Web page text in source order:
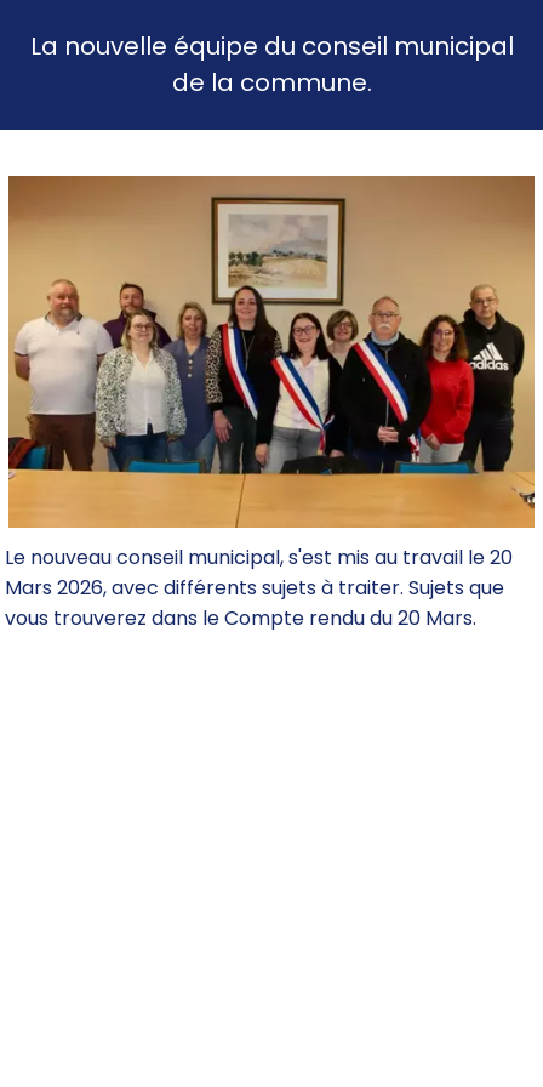
La nouvelle équipe du conseil municipal
de la commune.
Le nouveau conseil municipal, s'est mis au travail le 20
Mars 2026, avec différents sujets à traiter. Sujets que
vous trouverez dans le Compte rendu du 20 Mars.